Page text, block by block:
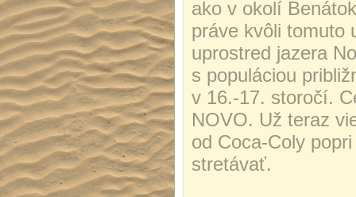
ako v okolí
práve kvôli tomuto
uprostred jazera
s populáciou
v 16.-17. storočí.
NOVO. Už teraz
od Coca-Coly
stretávať.